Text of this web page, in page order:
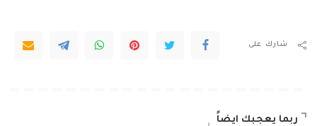
شارك على
ربما يعجبك ايضاً